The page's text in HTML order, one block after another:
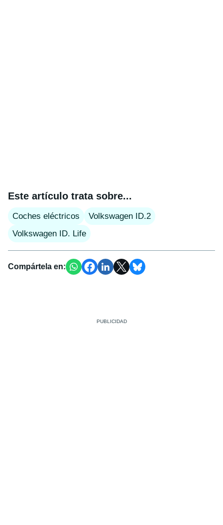
Este artículo trata sobre...
Coches eléctricos
Volkswagen ID.2
Volkswagen ID. Life
Compártela en: